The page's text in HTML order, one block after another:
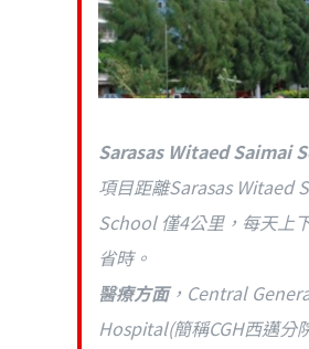
Sarasas Witaed Saimai
項目距離Sarasas Witaed
School 僅4公里，每天上
省時。
醫療方面，Central
Hospital(簡稱CGH西邁分